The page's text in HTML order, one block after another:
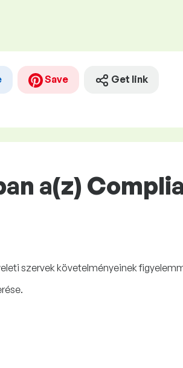
Save Get link
a(z)
szervek követelményeinek